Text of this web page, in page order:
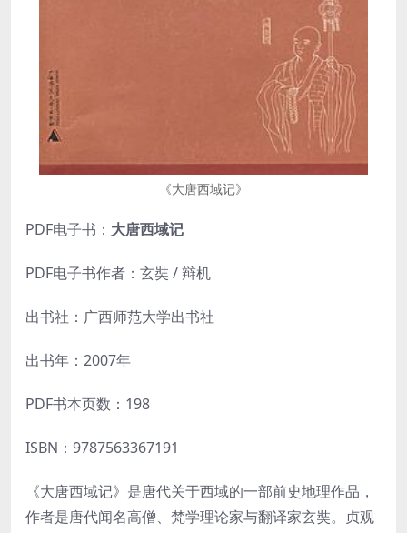
《大唐西域记》
PDF电子书： 大唐西域记
PDF电子书作者：玄奘 / 辩机
出书社：广西师范大学出书社
出书年：2007年
PDF书本页数：198
ISBN：9787563367191
《大唐西域记》是唐代关于西域的一部前史地理作品，
作者是唐代闻名高僧、梵学理论家与翻译家玄奘。贞观